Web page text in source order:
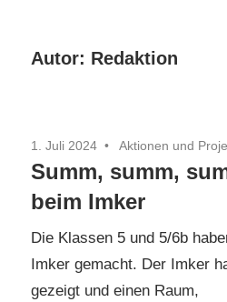
Autor: Redaktion
1. Juli 2024 Aktionen und
Summ, summ,
beim Imker
Die Klassen 5 und 5/6b
Imker gemacht. Der Imker
gezeigt und einen Raum,